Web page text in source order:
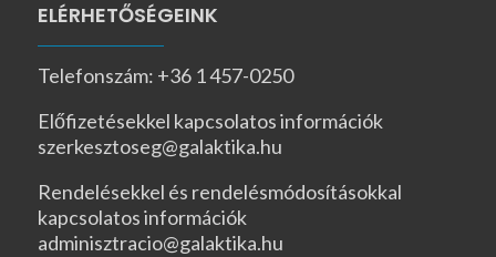
ELÉRHETŐSÉGEINK
Telefonszám: +36 1 457-0250
Előfizetésekkel kapcsolatos információk
szerkesztoseg@galaktika.hu
Rendelésekkel és rendelésmódosításokkal
kapcsolatos információk
adminisztracio@galaktika.hu